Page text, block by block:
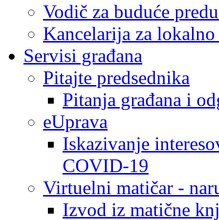
Vodič za buduće
Kancelarija za
Servisi građana
Pitajte predsednika
Pitanja građana i
eUprava
Iskazivanje
COVID-19
Virtuelni matičar -
Izvod iz matične